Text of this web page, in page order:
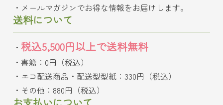
メールマガジンでお得な情報をお届けします。
送料について
税込5,500円以上で送料無料
書籍：0円（税込）
エコ配送商品・配送型型紙：330円（税込）
その他：880円（税込）